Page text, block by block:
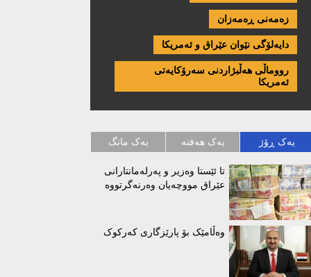
زەمەنی ڕەمەزان
دایەلۆگی نێوان عێراق و ئەمریكا
رووماڵی هەڵبژاردنی سەرۆکایەتی
ئەمریکا
یەک ڕۆژ یەک هەفتە یەک مانگ
تا ئێستا وەزیر و پەرلەمانتارانی
عێراق مووچەیان وەرنەگرتووە
وەڵامێک بۆ پارێزگاری کەرکوک